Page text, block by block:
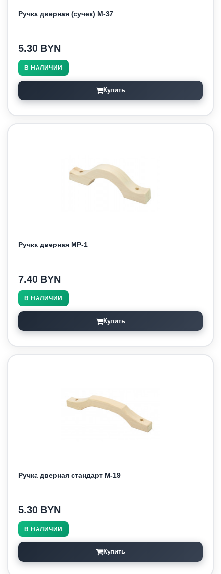
Ручка дверная (сучек) М-37
5.30 BYN
В НАЛИЧИИ
Купить
Ручка дверная МР-1
7.40 BYN
В НАЛИЧИИ
Купить
Ручка дверная стандарт М-19
5.30 BYN
В НАЛИЧИИ
Купить